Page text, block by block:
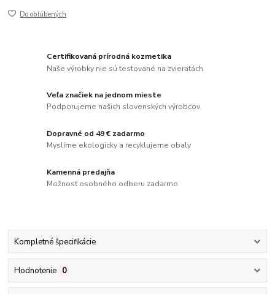
Do obľúbených
Certifikovaná prírodná kozmetika
Naše výrobky nie sú testované na zvieratách
Veľa značiek na jednom mieste
Podporujeme našich slovenských výrobcov
Dopravné od 49 € zadarmo
Myslíme ekologicky a recyklujeme obaly
Kamenná predajňa
Možnosť osobného odberu zadarmo
Kompletné špecifikácie
Hodnotenie 0